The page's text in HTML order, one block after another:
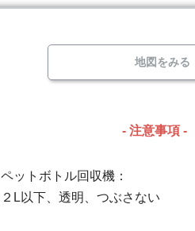
地図をみる
- 注意事項 -
ペットボトル回収機：
２L以下、透明、つぶさない